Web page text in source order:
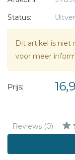
Status:
Dit artikel is niet
voor meer
Prijs:
Reviews (0)